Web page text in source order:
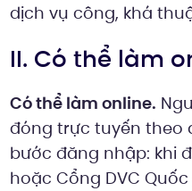
dịch vụ công, khá
II. Có thể làm
Có thể làm online.
đóng trực tuyến theo
bước đăng nhập: khi
hoặc Cổng DVC